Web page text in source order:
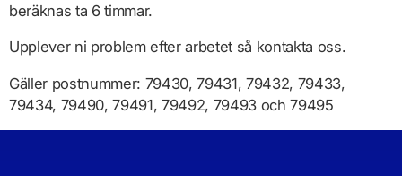
beräknas ta 6 timmar.
Upplever ni problem efter arbetet så kontakta oss.
Gäller postnummer: 79430, 79431, 79432, 79433,
79434, 79490, 79491, 79492, 79493 och 79495